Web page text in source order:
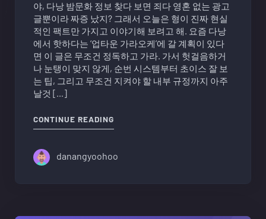
야, 다낭 밤문화 정보 찾다 보면 죄다 영혼 없는 광고
글뿐이라 짜증 났지? 그래서 오늘은 형이 진짜 현실
적인 팩트만 가지고 이야기해 보려고 해. 요즘 다낭
에서 핫하다는 ‘업타운 가라오케’에 갈 계획이 있다
면 이 글은 무조건 정독하고 가라. 가서 헛걸음하거
나 눈탱이 맞지 않게, 순번 시스템부터 초이스 잘 보
는 팁, 그리고 무조건 지켜야 할 내부 규정까지 아주
날것 […]
CONTINUE READING
danangyoohoo